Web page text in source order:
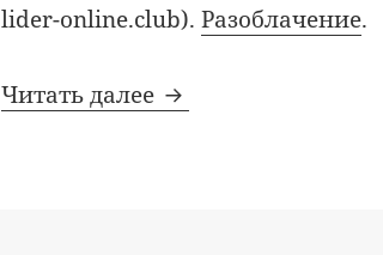
lider-online.club).Разоблачение.
Читать далее Добавления в